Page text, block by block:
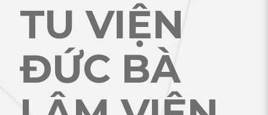
TU VIỆN
ĐỨC BÀ